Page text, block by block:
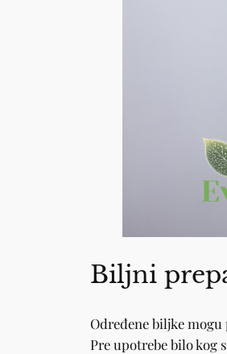
Biljni
Određene biljke
Pre upotrebe bilo kog